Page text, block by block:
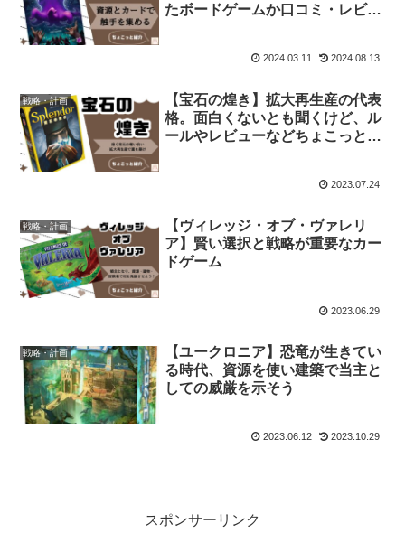
たボードゲームか口コミ・レビュ
2024.03.11 2024.08.13
戦略・計画
【宝石の煌き】拡大再生産の代表
格。面白くないとも聞くけど、ル
ールやレビューなどちょこっと紹
2023.07.24
戦略・計画
【ヴィレッジ・オブ・ヴァレリ
ア】賢い選択と戦略が重要なカー
ドゲーム
2023.06.29
戦略・計画
【ユークロニア】恐竜が生きてい
る時代、資源を使い建築で当主と
しての威厳を示そう
2023.06.12 2023.10.29
スポンサーリンク